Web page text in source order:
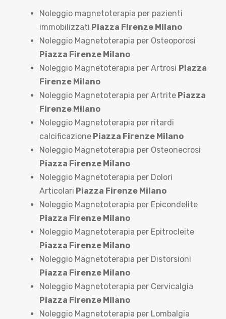
Noleggio magnetoterapia per pazienti
immobilizzati Piazza Firenze Milano
Noleggio Magnetoterapia per Osteoporosi
Piazza Firenze Milano
Noleggio Magnetoterapia per Artrosi Piazza
Firenze Milano
Noleggio Magnetoterapia per Artrite Piazza
Firenze Milano
Noleggio Magnetoterapia per ritardi
calcificazione Piazza Firenze Milano
Noleggio Magnetoterapia per Osteonecrosi
Piazza Firenze Milano
Noleggio Magnetoterapia per Dolori
Articolari Piazza Firenze Milano
Noleggio Magnetoterapia per Epicondelite
Piazza Firenze Milano
Noleggio Magnetoterapia per Epitrocleite
Piazza Firenze Milano
Noleggio Magnetoterapia per Distorsioni
Piazza Firenze Milano
Noleggio Magnetoterapia per Cervicalgia
Piazza Firenze Milano
Noleggio Magnetoterapia per Lombalgia